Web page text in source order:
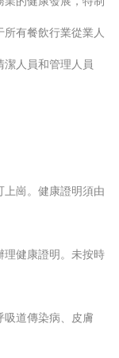
有餐飲行業從業人
潔人員和管理人員
上崗。健康證明須由
理健康證明。未按時
吸道傳染病、皮膚